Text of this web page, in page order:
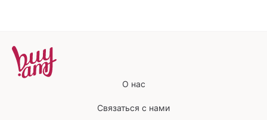
О нас
Связаться с нами